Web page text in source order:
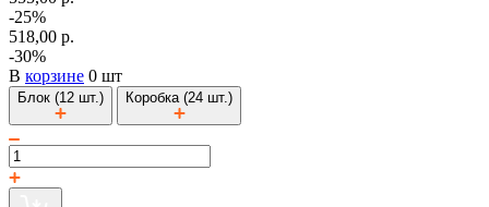
-25%
518,00 р.
-30%
В корзине 0 шт
Блок (12 шт.) Коробка (24 шт.)